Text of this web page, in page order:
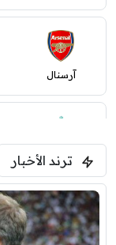
آرسنال
ليفربول
ترند الأخبار